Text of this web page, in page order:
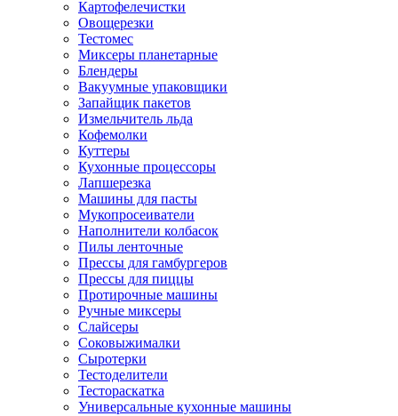
Картофелечистки
Овощерезки
Тестомес
Миксеры планетарные
Блендеры
Вакуумные упаковщики
Запайщик пакетов
Измельчитель льда
Кофемолки
Куттеры
Кухонные процессоры
Лапшерезка
Машины для пасты
Мукопросеиватели
Наполнители колбасок
Пилы ленточные
Прессы для гамбургеров
Прессы для пиццы
Протирочные машины
Ручные миксеры
Слайсеры
Соковыжималки
Сыротерки
Тестоделители
Тестораскатка
Универсальные кухонные машины